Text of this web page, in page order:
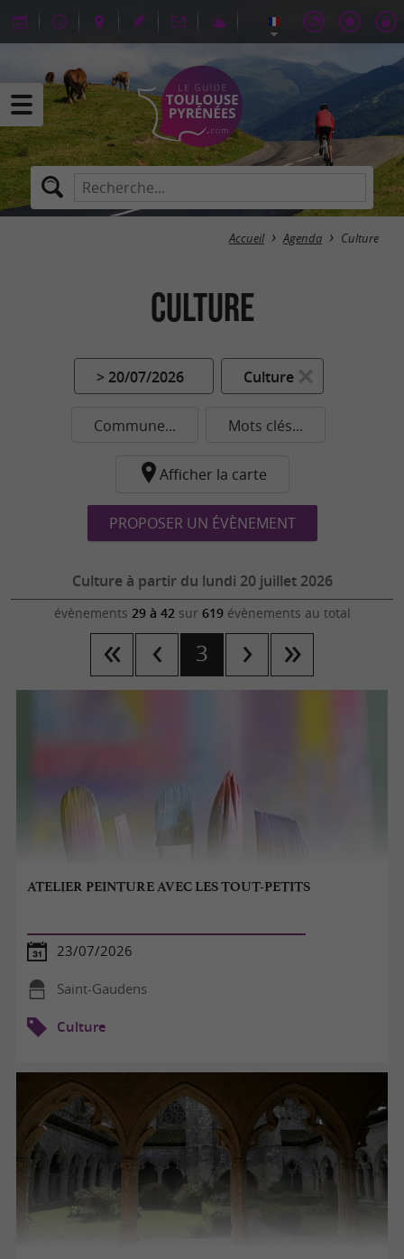
Accueil Agenda Culture
Culture
> 20/07/2026 Culture
Commune... Mots clés...
Afficher la carte
PROPOSER UN ÉVÈNEMENT
Culture à partir du lundi 20 juillet 2026
évènements 29 à 42sur 619évènements au total
3
ATELIER PEINTURE AVEC LES TOUT-PETITS
23/07/2026
Saint-Gaudens
Culture